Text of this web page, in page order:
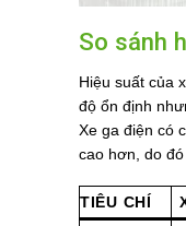
So sánh
Hiệu suất của
độ ổn định
Xe ga điện có
cao hơn, do
TIÊU CHÍ